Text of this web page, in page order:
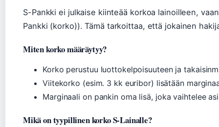
S-Pankki ei julkaise kiinteää korkoa lainoilleen,
Pankki (korko)). Tämä tarkoittaa, että jokainen
Miten korko määräytyy?
Korko perustuu luottokelpoisuuteen ja
Viitekorko (esim. 3 kk euribor) lisätään
Marginaali on pankin oma lisä, joka vaihtelee
Mikä on tyypillinen korko S-Lainalle?